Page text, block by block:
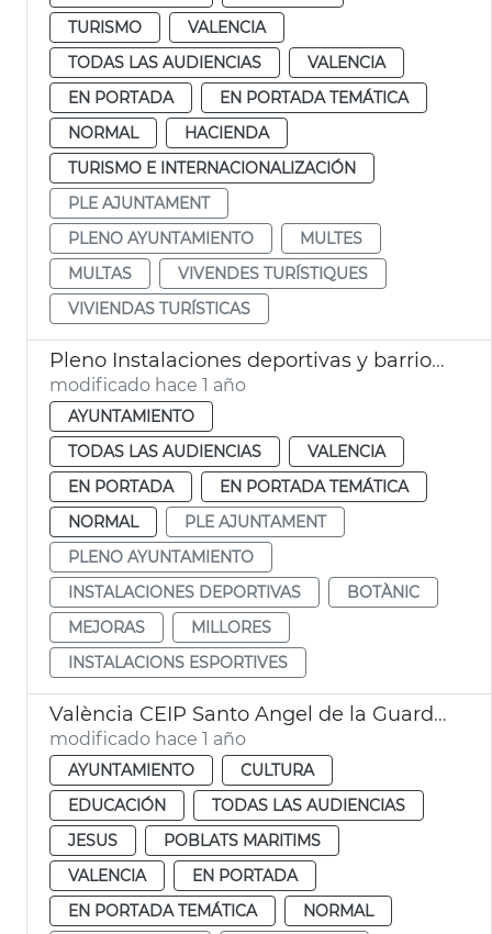
TURISMO
VALENCIA
TODAS LAS AUDIENCIAS
VALENCIA
EN PORTADA
EN PORTADA TEMÁTICA
NORMAL
HACIENDA
TURISMO E INTERNACIONALIZACIÓN
PLE AJUNTAMENT
PLENO AYUNTAMIENTO
MULTES
MULTAS
VIVENDES TURÍSTIQUES
VIVIENDAS TURÍSTICAS
Pleno Instalaciones deportivas y barrio Botánico
modificado hace 1 año
AYUNTAMIENTO
TODAS LAS AUDIENCIAS
VALENCIA
EN PORTADA
EN PORTADA TEMÁTICA
NORMAL
PLE AJUNTAMENT
PLENO AYUNTAMIENTO
INSTALACIONES DEPORTIVAS
BOTÀNIC
MEJORAS
MILLORES
INSTALACIONS ESPORTIVES
València CEIP Santo Angel de la Guarda y CEIP San José de Calasanz
modificado hace 1 año
AYUNTAMIENTO
CULTURA
EDUCACIÓN
TODAS LAS AUDIENCIAS
JESUS
POBLATS MARITIMS
VALENCIA
EN PORTADA
EN PORTADA TEMÁTICA
NORMAL